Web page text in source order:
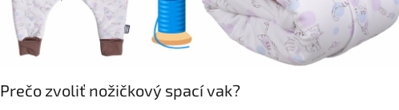
Prečo zvoliť nožičkový spací vak?